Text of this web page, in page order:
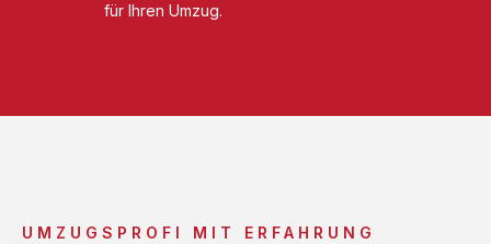
für Ihren Umzug.
UMZUGSPROFI MIT ERFAHRUNG